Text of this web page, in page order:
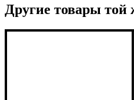
Другие товары той